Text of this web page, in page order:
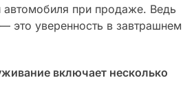
автомобиля при продаже. Ведь
это уверенность в завтрашнем
включает несколько